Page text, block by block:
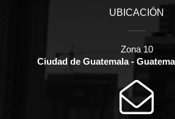
UBICACIÓN
Zona 10
Ciudad de Guatemala -